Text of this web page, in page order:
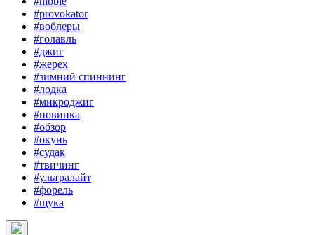
#provokator
#воблеры
#голавль
#джиг
#жерех
#зимний спиннинг
#лодка
#микроджиг
#новинка
#обзор
#окунь
#судак
#твичинг
#ультралайт
#форель
#щука